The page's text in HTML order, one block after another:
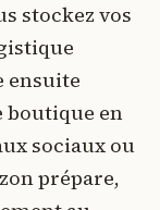
stockez vos
ensuite
boutique en
sociaux ou
prépare,